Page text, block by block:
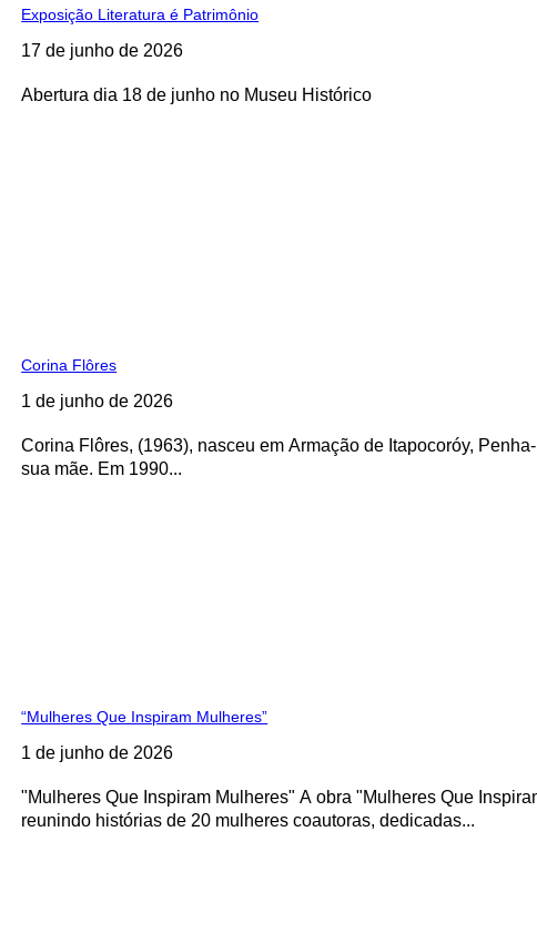
Exposição Literatura é Patrimônio
17 de junho de 2026
Abertura dia 18 de junho no Museu Histórico
Corina Flôres
1 de junho de 2026
Corina Flôres, (1963), nasceu em Armação de Itapocoróy,
sua mãe. Em 1990...
“Mulheres Que Inspiram Mulheres”
1 de junho de 2026
"Mulheres Que Inspiram Mulheres" A obra "Mulheres Que Inspiram Mulheres" trata-se de uma coletânea em seu primeiro volume,
reunindo histórias de 20 mulheres coautoras, dedicadas...